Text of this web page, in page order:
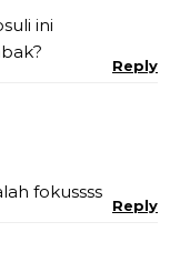
ini
Reply
fokussss
Reply